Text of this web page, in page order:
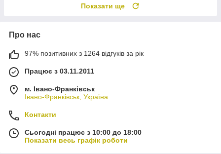
Показати ще
Про нас
97% позитивних з 1264 відгуків за рік
Працює з 03.11.2011
м. Івано-Франківськ
Івано-Франківськ, Україна
Контакти
Сьогодні працює з 10:00 до 18:00
Показати весь графік роботи